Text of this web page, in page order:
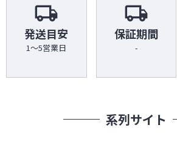
local_shipping
発送目安
1～5営業日
local_shipping
保証期間
-
系列サイト